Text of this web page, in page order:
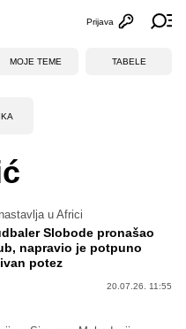
Otvori
Prijava
MOJE TEME TABELE
u Africi
Slobode pronašao
napravio je potpuno
potez
20.07.26. 11:55